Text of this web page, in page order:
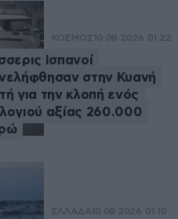
ΚΟΣΜΟΣ 10·08·2026 01:22
Ισπανοί
στην Κυανή
για την κλοπή ενός
αξίας 260.000
ΕΛΛΑΔΑ 10·08·2026 01:10